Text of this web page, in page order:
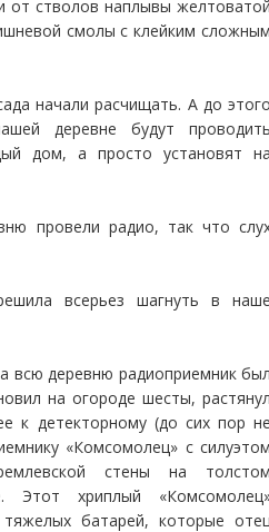
от стволов наплывы
смолы с клейким
начали расчищать. А до
деревне будут
дом, а просто установят
провели радио, так что
всерьез шагнуть в
всю деревню радиоприемник
на огороде шесты,
к детекторному (до сих пор
«Комсомолец» с
стены на
Этот хриплый
батарей, которые